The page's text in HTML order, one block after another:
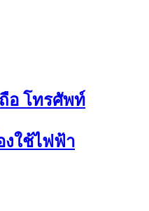
อ โทรศัพท์
งใช้ไฟฟ้า